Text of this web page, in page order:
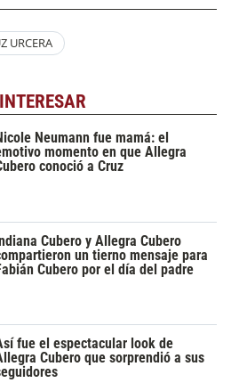
URCERA
Neumann fue mamá: el
momento en que Allegra
conoció a Cruz
Cubero y Allegra Cubero
un tierno mensaje para
Cubero por el día del padre
fue el espectacular look de
Cubero que sorprendió a sus